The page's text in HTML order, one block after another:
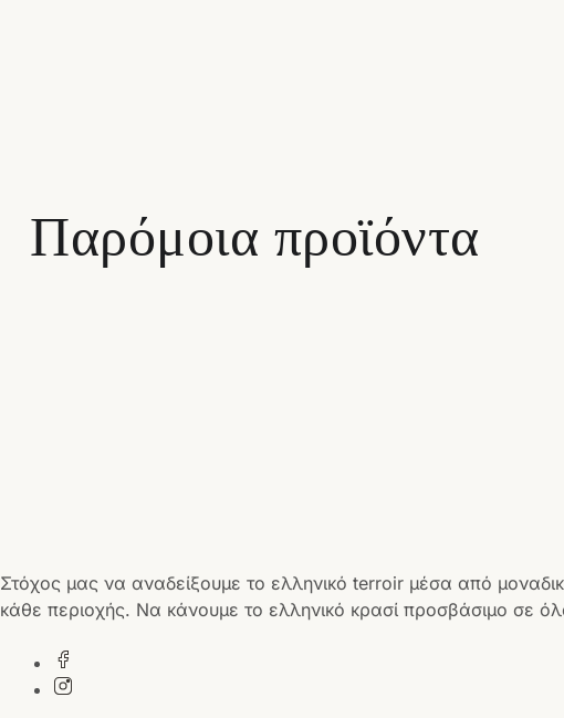
Παρόμοια προϊόντα
Στόχος μας να αναδείξουμε το ελληνικό terroir μέσα από
κάθε περιοχής. Να κάνουμε το ελληνικό κρασί προσβάσιμο σε